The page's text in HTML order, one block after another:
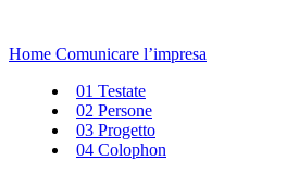
Home Comunicare l’impresa
01 Testate
02 Persone
03 Progetto
04 Colophon